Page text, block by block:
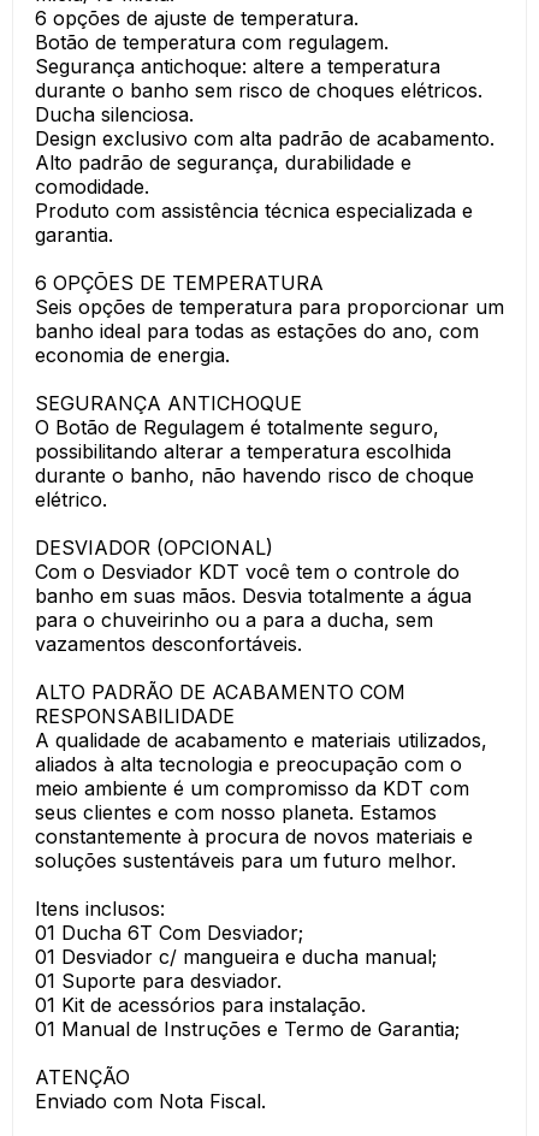
6 opções de ajuste de temperatura.
Botão de temperatura com regulagem.
Segurança antichoque: altere a temperatura
durante o banho sem risco de choques elétricos.
Ducha silenciosa.
Design exclusivo com alta padrão de acabamento.
Alto padrão de segurança, durabilidade e
comodidade.
Produto com assistência técnica especializada e
garantia.
6 OPÇÕES DE TEMPERATURA
Seis opções de temperatura para proporcionar um
banho ideal para todas as estações do ano, com
economia de energia.
SEGURANÇA ANTICHOQUE
O Botão de Regulagem é totalmente seguro,
possibilitando alterar a temperatura escolhida
durante o banho, não havendo risco de choque
elétrico.
DESVIADOR (OPCIONAL)
Com o Desviador KDT você tem o controle do
banho em suas mãos. Desvia totalmente a água
para o chuveirinho ou a para a ducha, sem
vazamentos desconfortáveis.
ALTO PADRÃO DE ACABAMENTO COM
RESPONSABILIDADE
A qualidade de acabamento e materiais utilizados,
aliados à alta tecnologia e preocupação com o
meio ambiente é um compromisso da KDT com
seus clientes e com nosso planeta. Estamos
constantemente à procura de novos materiais e
soluções sustentáveis para um futuro melhor.
Itens inclusos:
01 Ducha 6T Com Desviador;
01 Desviador c/ mangueira e ducha manual;
01 Suporte para desviador.
01 Kit de acessórios para instalação.
01 Manual de Instruções e Termo de Garantia;
ATENÇÃO
Enviado com Nota Fiscal.